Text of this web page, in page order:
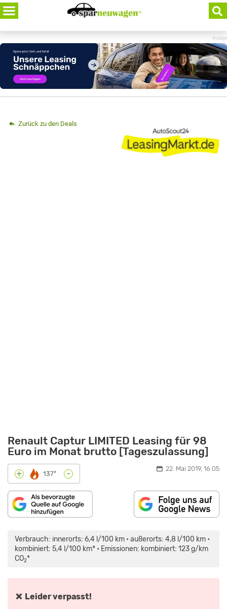
Skip
to
content
Anzeige
Zurück zu den Deals
Renault Captur LIMITED Leasing für 98
Euro im Monat brutto [Tageszulassung]
+ 137° - 22. Mai 2019, 16:05
Verbrauch: innerorts: 6,4 l/100 km • außerorts: 4,8 l/100 km •
kombiniert: 5,4 l/100 km* • Emissionen: kombiniert: 123 g/km
CO2*
❌ Leider verpasst!
MAPS.GOOGLE.DE
ANZEIGEN
CAPTUR
ENERGY
TCE
REVIEW“
ANZEIGEN